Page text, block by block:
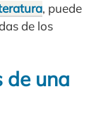
, puede
de los
de una